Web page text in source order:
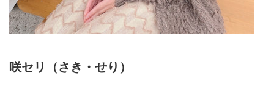
咲セリ（さき・せり）